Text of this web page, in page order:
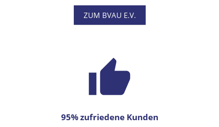
ZUM BVAU E.V.
95% zufriedene Kunden